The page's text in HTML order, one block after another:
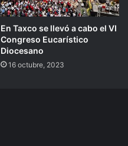
En Taxco se llevó a cabo el VI
Congreso Eucarístico
Diocesano
16 octubre, 2023